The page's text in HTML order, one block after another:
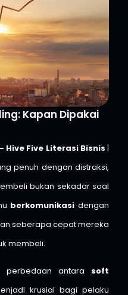
Kapan Dipakai
Hive Five Literasi Bisnis |
penuh dengan distraksi,
bukan sekadar soal
berkomunikasi dengan
seberapa cepat mereka
membeli.
perbedaan antara soft
krusial bagi pelaku